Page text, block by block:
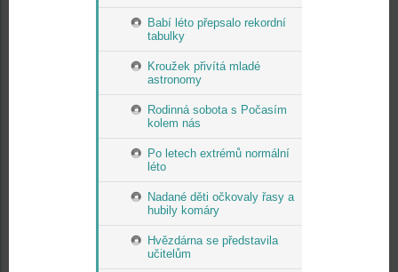
Babí léto přepsalo rekordní
tabulky
Kroužek přivítá mladé
astronomy
Rodinná sobota s Počasím
kolem nás
Po letech extrémů normální
léto
Nadané děti očkovaly řasy a
hubily komáry
Hvězdárna se představila
učitelům